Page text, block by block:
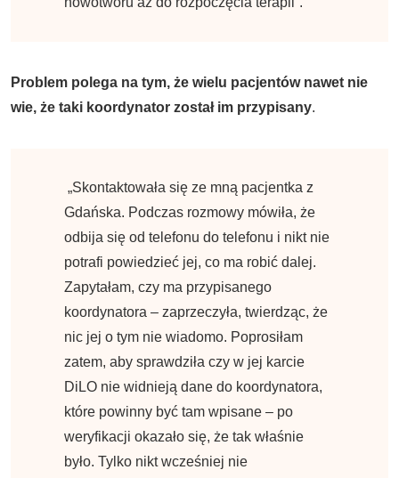
Problem polega na tym, że wielu pacjentów nawet nie
wie, że taki koordynator został im przypisany.
„Skontaktowała się ze mną pacjentka z
Gdańska. Podczas rozmowy mówiła, że
odbija się od telefonu do telefonu i nikt nie
potrafi powiedzieć jej, co ma robić dalej.
Zapytałam, czy ma przypisanego
koordynatora – zaprzeczyła, twierdząc, że
nic jej o tym nie wiadomo. Poprosiłam
zatem, aby sprawdziła czy w jej karcie
DiLO nie widnieją dane do koordynatora,
które powinny być tam wpisane – po
weryfikacji okazało się, że tak właśnie
było. Tylko nikt wcześniej nie